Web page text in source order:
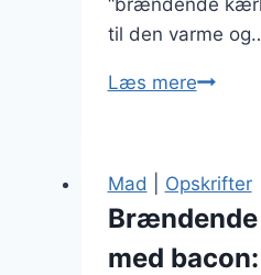
“brændende
til den varme
Læs mere
muskat
Mad Opskrifter
med